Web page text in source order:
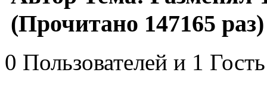
(Прочитано 147165 раз)
0 Пользователей и 1